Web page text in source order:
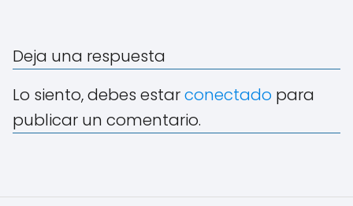
Deja una respuesta
Lo siento, debes estarconectado para
publicar un comentario.